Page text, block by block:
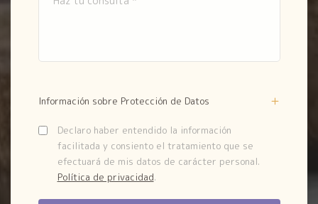
Información sobre Protección de Datos
Declaro haber entendido la información
facilitada y consiento el tratamiento que se
efectuará de mis datos de carácter personal.
Política de privacidad.